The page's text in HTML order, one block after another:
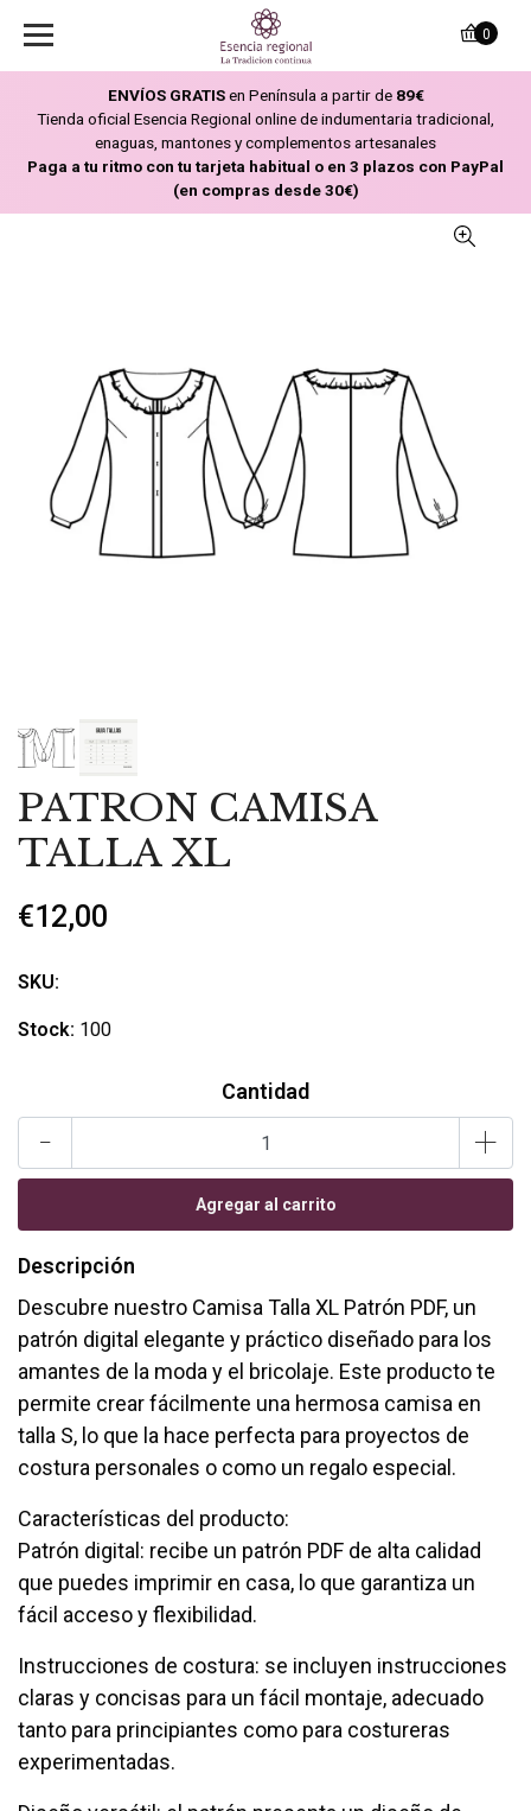
ENVÍOS GRATISen Península a partir de 89€
Tienda oficial Esencia Regional online de indumentaria tradicional,
enaguas, mantones y complementos artesanales
Paga a tu ritmo con tu tarjeta habitual o en 3 plazos con PayPal
(en compras desde 30€)
0
PATRON CAMISA
TALLA XL
€12,00
SKU:
Stock: 100
Cantidad
- +
Descripción
Descubre nuestro Camisa Talla XL Patrón PDF, un
patrón digital elegante y práctico diseñado para los
amantes de la moda y el bricolaje. Este producto te
permite crear fácilmente una hermosa camisa en
talla S, lo que la hace perfecta para proyectos de
costura personales o como un regalo especial.
Características del producto:
Patrón digital: recibe un patrón PDF de alta calidad
que puedes imprimir en casa, lo que garantiza un
fácil acceso y flexibilidad.
Instrucciones de costura: se incluyen instrucciones
claras y concisas para un fácil montaje, adecuado
tanto para principiantes como para costureras
experimentadas.